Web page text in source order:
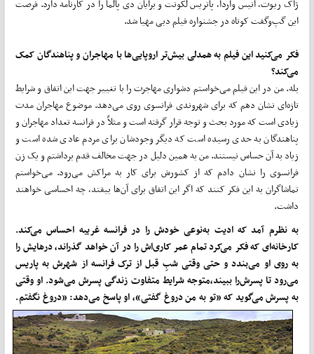
ژاک ریوت، آنیس واردا، پاتریس لکونت و برایان دی پالما را در کارنامه دارد. فرصت
این گپ‌وگفت کوتاه در جشنواره فیلم دبی مهیا شد.
فکرمی‌کنید این فیلم به همدلی بیش‌تر اروپایی‌ها با مهاجران و پناهندگان کمک
می‌کند؟
بله. من در این فیلم‌ می‌خواستم دشواری مهاجرت را با تغییر جهت این اتفاق و شرایط
تازه‌ای نشان دهم که برای شهروندی فرانسوی روی می‌دهد. موضوع مهاجران مدت
زیادی است که مورد بحث و توجه قرار گرفته است و مثلاً در فرانسه تعداد مهاجران و
پناهندگان به حدی رسیده است که دیگر وجودشان برای مردم عادی شده است و
زیاد به آن حساس نیستند. من به همین دلیل در جهت مخالف قدم برداشتم و یک زن
فرانسوی را نشان دادم که از کشورش برای کار به مراکش‌ می‌رود.‌ می‌خواستم
تماشاگران به این فکر کنند که اگر این اتفاق برای آن‌ها بیفتد، چه احساسی خواهند
داشت.
به نظرم آمد که ادیت به‌نوعی خودش را در فرانسه غریبه احساسمی‌کند.
کارخانه‌ای که فکرمی‌کرد تمام عمر کاری‌اش را در آن خواهد گذراند، درهایش را
به روی او می‌بندد و حتی وقتی شبِ قبل از ترک فرانسه از شهرش به پاریس
می‌رود تا پسرشرا ببیند،متوجه شرایط متفاوت زندگی پسرش می‌شود. او وقتی
به پسرشمی‌گوید که «تو به من دروغ گفتی»، او پاسخمی‌دهد: «دروغ نگفتم.